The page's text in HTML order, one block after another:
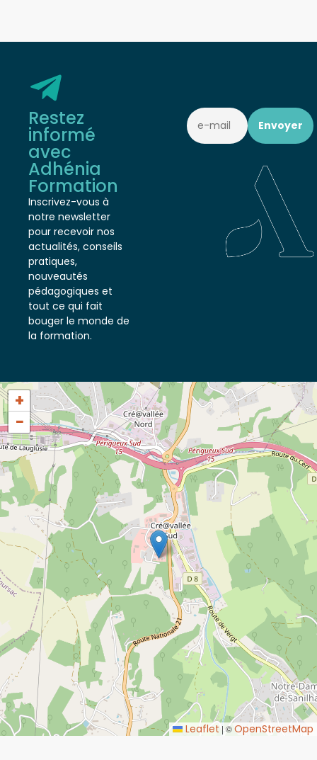
Restez
informé
avec
Adhénia
Formation
Inscrivez-vous à
notre newsletter
pour recevoir nos
actualités, conseils
pratiques,
nouveautés
pédagogiques et
tout ce qui fait
bouger le monde de
+
−